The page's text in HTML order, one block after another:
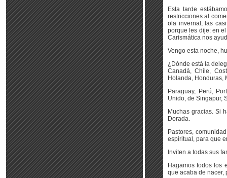
Esta tarde
restricciones al
ola invernal, las
porque les dije: en
Carismática nos
Vengo esta noche,
¿Dónde está la
Canadá, Chile,
Holanda, Honduras,
Paraguay, Perú,
Unido, de Singapur,
Muchas gracias. Si
Dorada.
Pastores,
espiritual, para que
Inviten a todas sus
Hagamos todos los
que acaba de nacer,